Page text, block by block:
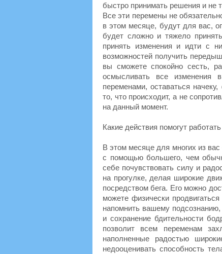
быстро принимать решения и не
Все эти перемены не
в этом месяце, будут для вас,
будет сложно и тяжело
принять изменения и идти с
возможностей получить
вы сможете спокойно сесть,
осмысливать все изменения
переменами, оставаться
то, что происходит, а не
на данный момент.
Какие действия помогут
В этом месяце для многих из
с помощью большего, чем
себе почувствовать силу и
на прогулке, делая широкие
посредством бега. Его можно
можете физически
напомнить вашему
и сохранение бдительности
позволит всем переменам
наполненные радостью
недооценивать способность